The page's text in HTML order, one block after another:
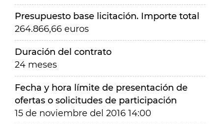
Presupuesto base licitación. Importe total
264.866,66 euros
Duración del contrato
24 meses
Fecha y hora límite de presentación de
ofertas o solicitudes de participación
15 de noviembre del 2016 14:00